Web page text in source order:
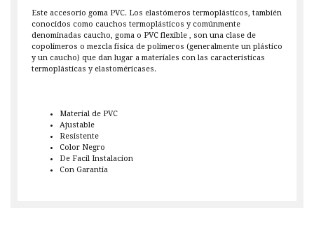
Este accesorio goma PVC. Los elastómeros termoplásticos, también
conocidos como cauchos termoplásticos y comúnmente
denominadas caucho, goma o PVC flexible , son una clase de
copolimeros o mezcla física de polímeros (generalmente un plástico
y un caucho) que dan lugar a materiales con las características
termoplásticas y elastoméricases.
Material de PVC
Ajustable
Resistente
Color Negro
De Facil Instalacion
Con Garantia